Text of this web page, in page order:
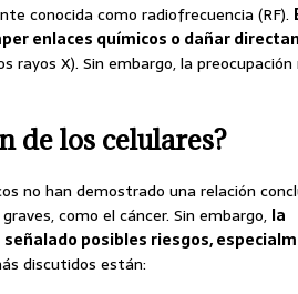
conocida como radiofrecuencia (RF).
enlaces químicos o dañar
X). Sin embargo, la preocupación
de los celulares?
no han demostrado una relación
como el cáncer. Sin embargo, la
posibles riesgos,
discutidos están: